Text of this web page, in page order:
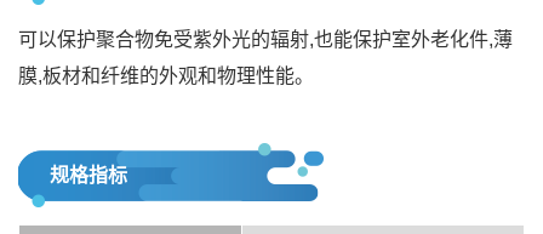
可以保护聚合物免受紫外光的辐射,也能保护室外老化件,薄
膜,板材和纤维的外观和物理性能。
规格指标